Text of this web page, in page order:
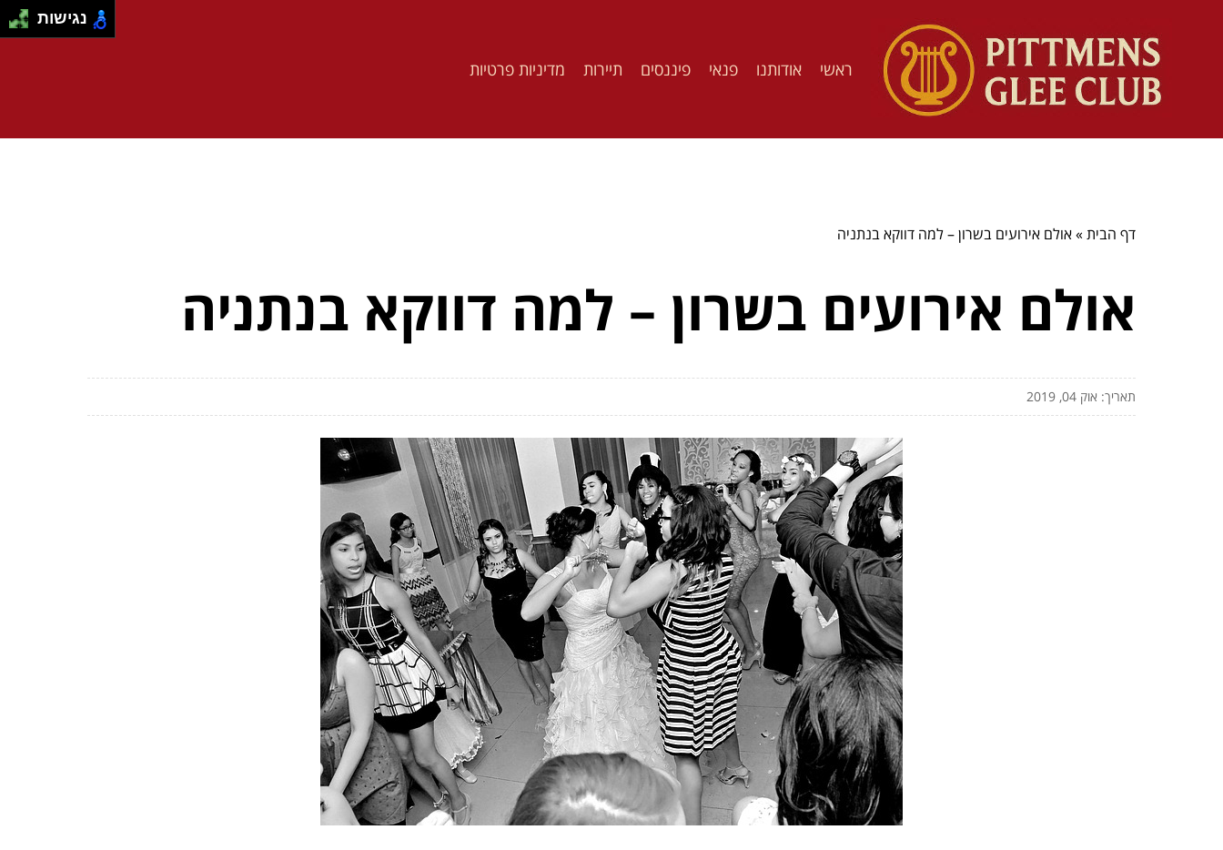
ראשי אודותנו פנאי פיננסים תיירות מדיניות פרטיות
דף הבית»אולם אירועים בשרון – למה דווקא בנתניה
אולם אירועים בשרון – למה דווקא בנתניה
תאריך: אוק 04, 2019
נגישות